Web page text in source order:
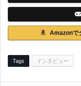
Amazonで
Tags インタビュー